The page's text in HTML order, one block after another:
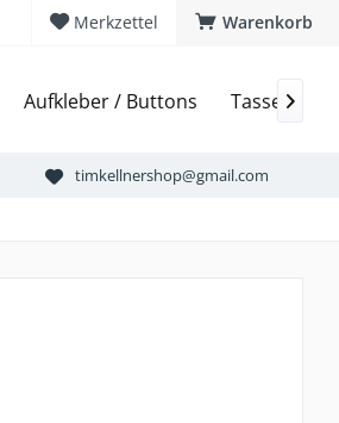
Warenkorb
Merkzettel
Aufkleber / Buttons Tassen &

timkellnershop@gmail.com